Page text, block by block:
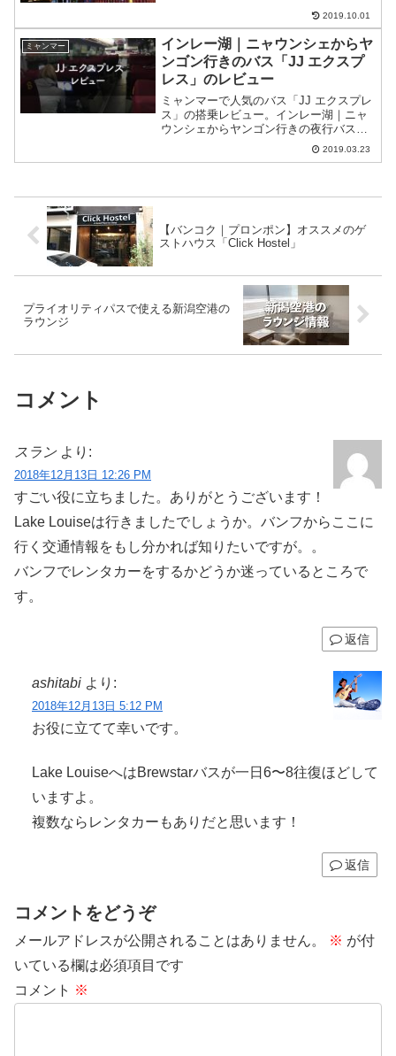
直行便、安さ重視なら香港経由になりま
す。日本からマカオへの行き方を知りた
い方はご覧ください。
2019.10.01
ミャンマー
インレー湖｜ニャウンシェからヤ
ンゴン行きのバス「JJ エクスプ
レス」のレビュー
ミャンマーで人気のバス「JJ エクスプレ
ス」の搭乗レビュー。インレー湖｜ニャ
ウンシェからヤンゴン行きの夜行バス
「JJ エクスプレス」に乗って快適さを実
2019.03.23
【バンコク｜プロンポン】オススメのゲ
ストハウス「Click Hostel」
プライオリティパスで使える新潟空港の
ラウンジ
コメント
スラン より:
2018年12月13日 12:26 PM
すごい役に立ちました。ありがとうございます！
Lake Louiseは行きましたでしょうか。バンフからここに
行く交通情報をもし分かれば知りたいですが。。
バンフでレンタカーをするかどうか迷っているところで
す。
返信
ashitabi より:
2018年12月13日 5:12 PM
お役に立てて幸いです。
Lake LouiseへはBrewstarバスが一日6〜8往復ほどして
いますよ。
複数ならレンタカーもありだと思います！
返信
コメントをどうぞ
メールアドレスが公開されることはありません。 ※ が付
いている欄は必須項目です
コメント ※